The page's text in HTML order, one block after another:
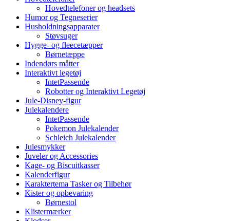
Hovedtelefoner og headsets
Humor og Tegneserier
Husholdningsapparater
Støvsuger
Hygge- og fleecetæpper
Børnetæppe
Indendørs måtter
Interaktivt legetøj
IntetPassende
Robotter og Interaktivt Legetøj
Jule-Disney-figur
Julekalendere
IntetPassende
Pokemon Julekalender
Schleich Julekalender
Julesmykker
Juveler og Accessories
Kage- og Biscuitkasser
Kalenderfigur
Karaktertema Tasker og Tilbehør
Kister og opbevaring
Børnestol
Klistermærker